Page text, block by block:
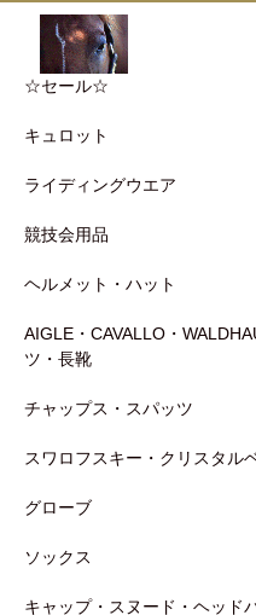
☆セール☆
キュロット
ライディングウエア
競技会用品
ヘルメット・ハット
AIGLE・CAVALLO・
ツ・長靴
チャップス・スパッツ
スワロフスキー・クリスタル
グローブ
ソックス
キャップ・スヌード・ヘッド